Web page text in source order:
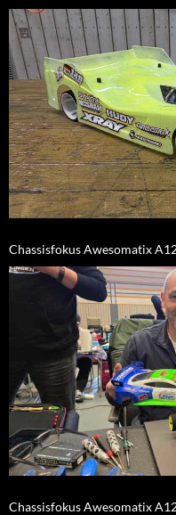
Chassisfokus Awesomatix
Chassisfokus Awesomatix